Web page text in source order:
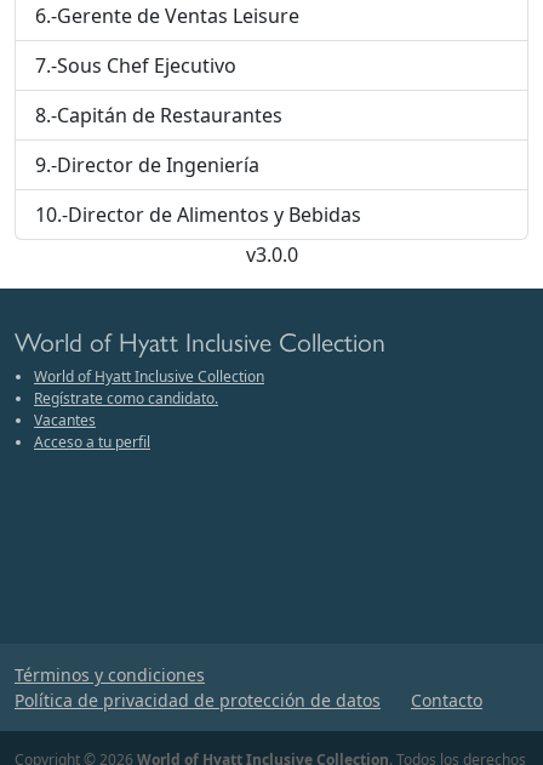
6.-Gerente de Ventas Leisure
7.-Sous Chef Ejecutivo
8.-Capitán de Restaurantes
9.-Director de Ingeniería
10.-Director de Alimentos y Bebidas
v3.0.0
World of Hyatt Inclusive Collection
World of Hyatt Inclusive Collection
Regístrate como candidato.
Vacantes
Acceso a tu perfil
Términos y condiciones
Política de privacidad de protección de datos
Contacto
Copyright © 2026 World of Hyatt Inclusive Collection. Todos los derechos